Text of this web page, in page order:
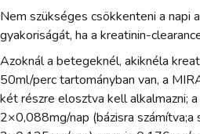
Nem szükséges csökkenteni a napi
gyakoriságát, ha a kreatinin-
Azoknál a betegeknél, akiknéla
50ml/perc tartományban van, a
két részre elosztva kell alkalmazni;
2×0,088mg/nap (bázisra számítva;a